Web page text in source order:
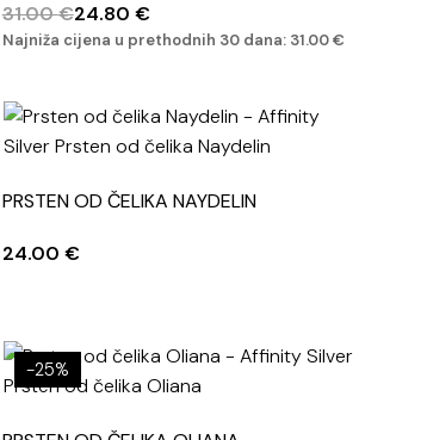
31.00€24.80 €
Najniža cijena u prethodnih 30 dana: 31.00€
PRSTEN OD ČELIKA NAYDELIN
24.00 €
-25%